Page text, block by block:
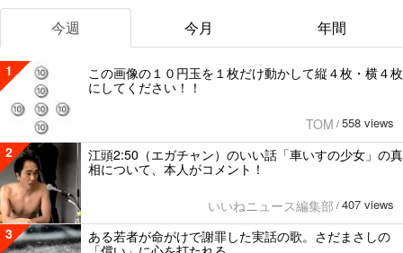
今週 今月 年間
1
この画像の１０円玉を１枚だけ動かして縦４枚・横４枚
にしてください！！
TOM / 558 views
2
江頭2:50（エガチャン）のいい話「車いすの少女」の真
相について、本人がコメント！
いいねニュース編集部 / 407 views
3
ある若者が命がけで謝罪した実話の歌。さだまさしの